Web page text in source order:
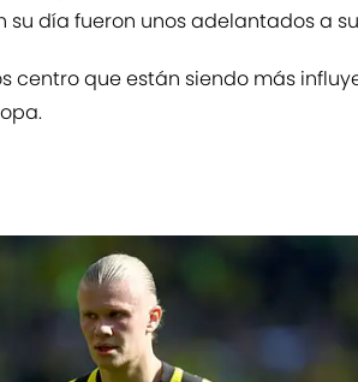
día fueron unos adelantados a
centro que están siendo más